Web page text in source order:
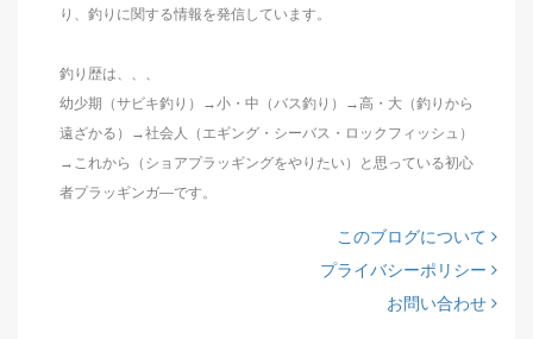
り、釣りに関する情報を発信しています。
釣り歴は、、、
幼少期（サビキ釣り）→小・中（バス釣り）→高・大（釣りから
遠ざかる）→社会人（エギング・シーバス・ロックフィッシュ）
→これから（ショアプラッギングをやりたい）と思っている初心
者プラッギンガ―です。
このブログについて
プライバシーポリシー
お問い合わせ